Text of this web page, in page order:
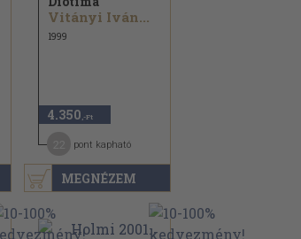
MEGNÉZEM
Vitányi Iván...
1999
4.350 ,-Ft
pont kapható